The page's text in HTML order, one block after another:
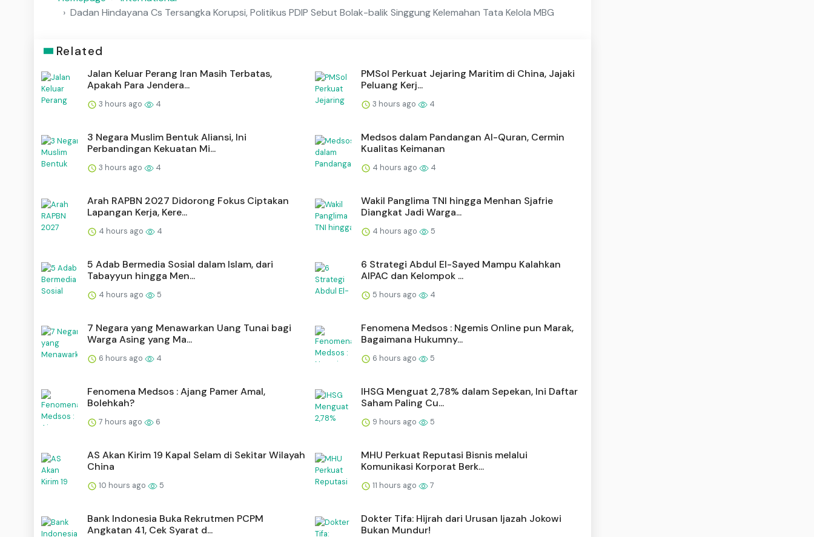
Dadan Hindayana Cs Tersangka Korupsi, Politikus PDIP Sebut Bolak-balik Singgung Kelemahan Tata Kelola MBG
Related
Jalan Keluar Perang Iran Masih Terbatas,
Apakah Para Jendera...
3 hours ago 4
PMSol Perkuat Jejaring Maritim di China, Jajaki
Peluang Kerj...
3 hours ago 4
3 Negara Muslim Bentuk Aliansi, Ini
Perbandingan Kekuatan Mi...
3 hours ago 4
Medsos dalam Pandangan Al-Quran, Cermin
Kualitas Keimanan
4 hours ago 4
Arah RAPBN 2027 Didorong Fokus Ciptakan
Lapangan Kerja, Kere...
4 hours ago 4
Wakil Panglima TNI hingga Menhan Sjafrie
Diangkat Jadi Warga...
4 hours ago 5
5 Adab Bermedia Sosial dalam Islam, dari
Tabayyun hingga Men...
4 hours ago 5
6 Strategi Abdul El-Sayed Mampu Kalahkan
AIPAC dan Kelompok ...
5 hours ago 4
7 Negara yang Menawarkan Uang Tunai bagi
Warga Asing yang Ma...
6 hours ago 4
Fenomena Medsos : Ngemis Online pun Marak,
Bagaimana Hukumny...
6 hours ago 5
Fenomena Medsos : Ajang Pamer Amal,
Bolehkah?
7 hours ago 6
IHSG Menguat 2,78% dalam Sepekan, Ini Daftar
Saham Paling Cu...
9 hours ago 5
AS Akan Kirim 19 Kapal Selam di Sekitar Wilayah
China
10 hours ago 5
MHU Perkuat Reputasi Bisnis melalui
Komunikasi Korporat Berk...
11 hours ago 7
Bank Indonesia Buka Rekrutmen PCPM
Angkatan 41, Cek Syarat d...
Dokter Tifa: Hijrah dari Urusan Ijazah Jokowi
Bukan Mundur!